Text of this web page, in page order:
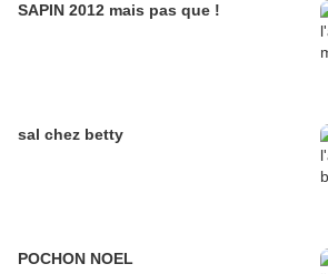
SAPIN 2012 mais pas que !
sal chez betty
POCHON NOEL